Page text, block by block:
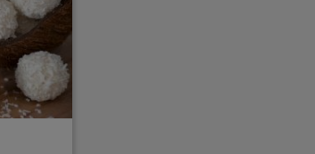
facebook
su
Copia link